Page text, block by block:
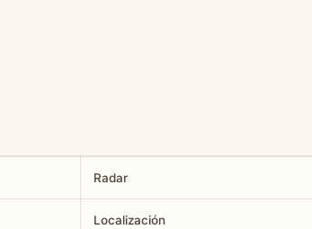
Radar
Localización